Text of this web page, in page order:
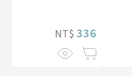
NT$ 336